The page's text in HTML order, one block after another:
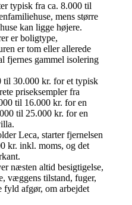
typisk fra ca. 8.000 til
mens større
kan ligge højere.
er boligtype,
er tom eller allerede
fjernes gammel isolering
til 30.000 kr. for et typisk
priseksempler fra
til 16.000 kr. for en
til 25.000 kr. for en
Leca, starter fjernelsen
kr. inkl. moms, og det
næsten altid besigtigelse,
væggens tilstand, fuger,
fyld afgør, om arbejdet